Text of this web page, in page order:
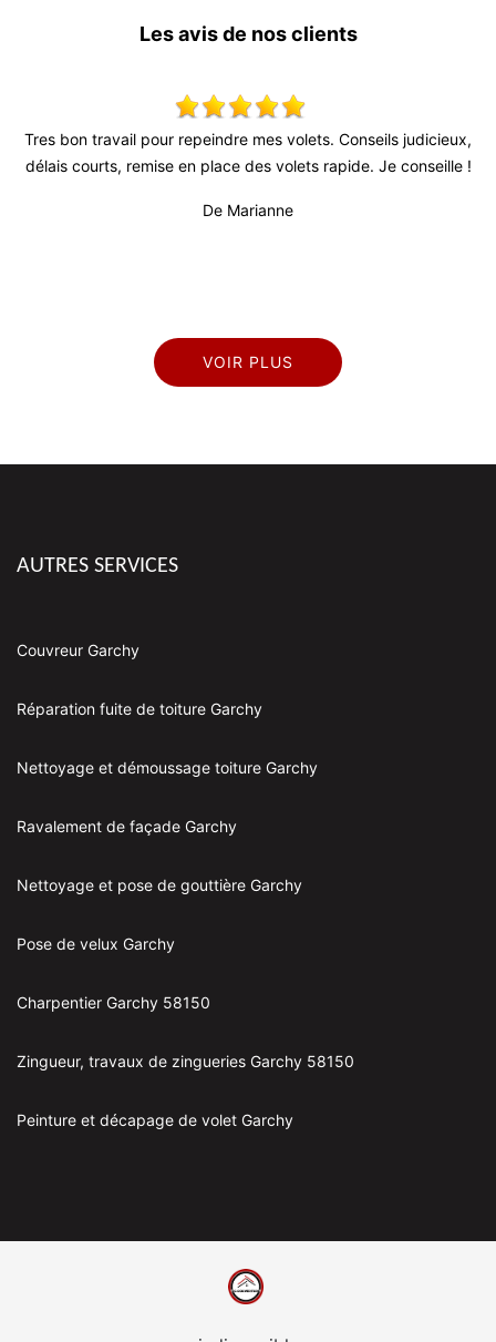
Les avis de nos clients
Conseils judicieux,
rapide. Je conseille !
Très bon relationnel, patron très actif et
fiable (surtout au vu de la conjoncture
VOIR PLUS
AUTRES SERVICES
Couvreur Garchy
Réparation fuite de toiture Garchy
Nettoyage et démoussage toiture Garchy
Ravalement de façade Garchy
Nettoyage et pose de gouttière Garchy
Pose de velux Garchy
Charpentier Garchy 58150
Zingueur, travaux de zingueries Garchy 58150
Peinture et décapage de volet Garchy